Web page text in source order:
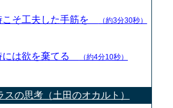
こそ工夫した手筋を （約3分30秒）
には欲を棄てる （約4分10秒）
スの思考（土田のオカルト）